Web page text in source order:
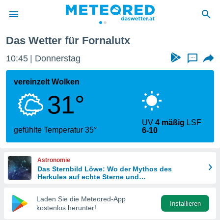
wurde
dass
sind.
diese
Das Wetter für Fornalutx
10:45 Donnerstag ...
vereinzelt Wolken
31°
gefühlte Temperatur 35°
UV4 mäßig LSF
6-10
Astronomie
Das Sternbild Löwe: Wo der Mythos des
Herkules auf echte Sterne und
Laden Sie die Meteored-App
kostenlos herunter!
Installieren